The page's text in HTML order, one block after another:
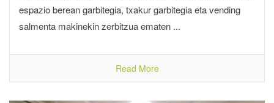
espazio berean garbitegia, txakur garbitegia eta vending
salmenta makinekin zerbitzua ematen ...
Read More